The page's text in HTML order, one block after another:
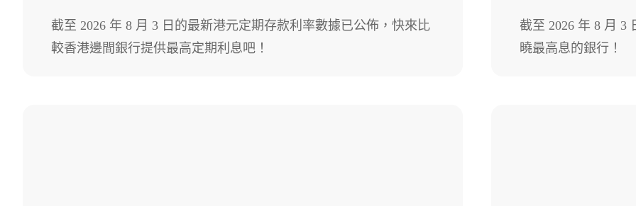
截至 2026 年 8 月 3 日的最新港元定期存款利率數據已公佈，快來比
較香港邊間銀行提供最高定期利息吧！
截至 2026 年 8 月 3
曉最高息的銀行！